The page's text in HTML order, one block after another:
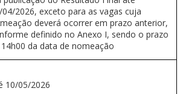
04/2026, exceto para as vagas cuja
deverá ocorrer em prazo anterior,
definido no Anexo I, sendo o prazo
da data de nomeação
10/05/2026